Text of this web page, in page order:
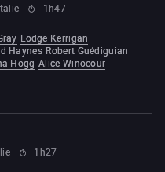
1h47
Lodge Kerrigan
Haynes Robert Guédiguian
Hogg Alice Winocour
1h27